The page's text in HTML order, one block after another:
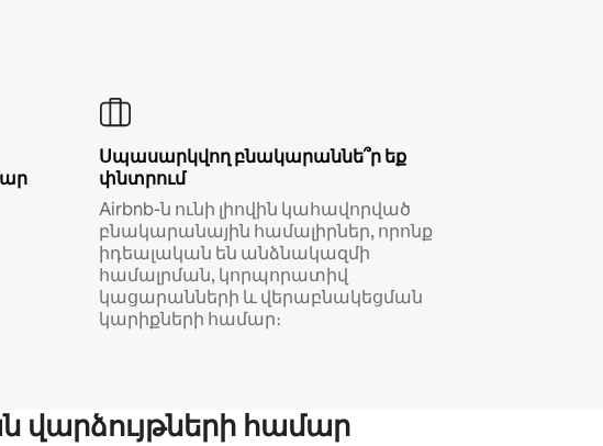
Սպասարկվող բնակարաննե՞ր եք
փնտրում
Airbnb-ն ունի լիովին կահավորված
բնակարանային համալիրներ, որոնք
իդեալական են անձնակազմի
համալրման, կորպորատիվ
կացարանների և վերաբնակեցման
կարիքների համար։
վարձույթների համար